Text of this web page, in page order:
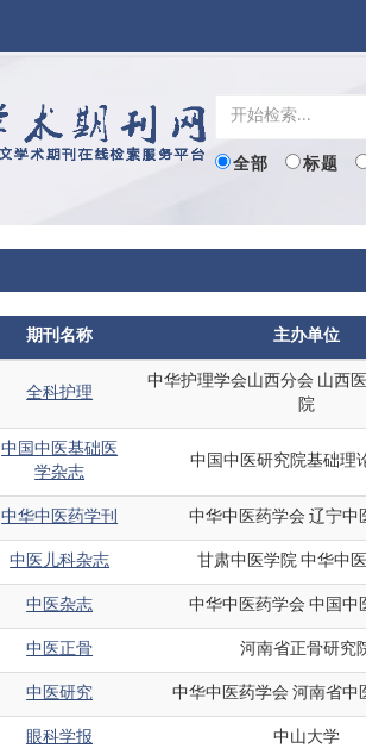
全部 标题
期刊名称 主办单位
全科护理
中华护理学会山西分会 山西
院
中国中医基础医
学杂志
中国中医研究院基础理
中华中医药学刊 中华中医药学会 辽宁中
中医儿科杂志 甘肃中医学院 中华中
中医杂志 中华中医药学会 中国中
中医正骨 河南省正骨研究
中医研究 中华中医药学会 河南省中
眼科学报 中山大学